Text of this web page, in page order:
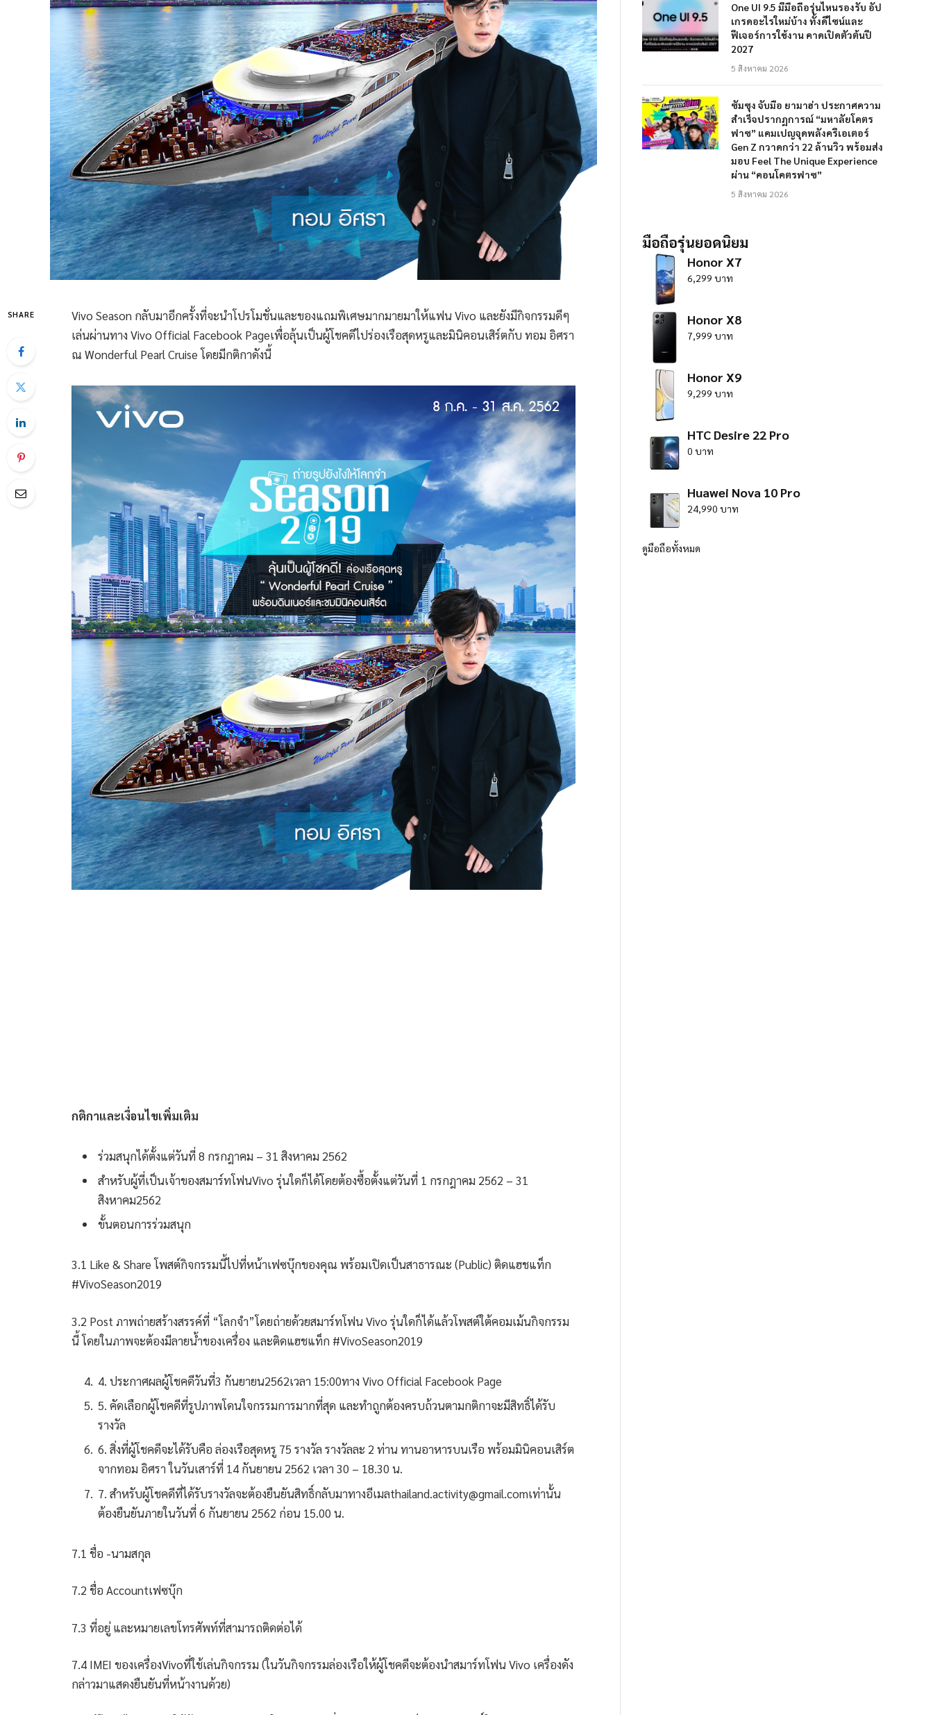
SHARE
Vivo Season กลับมาอีกครั้งที่จะนำโปรโมชั่นและของแถมพิเศษมากมายมาให้แฟน Vivo และยังมีกิจกรรมดีๆ
เล่นผ่านทาง Vivo Official Facebook Pageเพื่อลุ้นเป็นผู้โชคดีไปร่องเรือสุดหรูและมินิคอนเสิร์ตกับ ทอม อิศรา
ณ Wonderful Pearl Cruise โดยมีกติกาดังนี้
กติกาและเงื่อนไขเพิ่มเติม
ร่วมสนุกได้ตั้งแต่วันที่ 8 กรกฎาคม – 31 สิงหาคม 2562
สำหรับผู้ที่เป็นเจ้าของสมาร์ทโฟนVivo รุ่นใดก็ได้โดยต้องซื้อตั้งแต่วันที่ 1 กรกฎาคม 2562 – 31
สิงหาคม2562
ขั้นตอนการร่วมสนุก
3.1 Like & Share โพสต์กิจกรรมนี้ไปที่หน้าเฟซบุ๊กของคุณ พร้อมเปิดเป็นสาธารณะ (Public) ติดแฮชแท็ก
#VivoSeason2019
3.2 Post ภาพถ่ายสร้างสรรค์ที่ “โลกจำ”โดยถ่ายด้วยสมาร์ทโฟน Vivo รุ่นใดก็ได้แล้วโพสต์ใต้คอมเม้นกิจกรรม
นี้ โดยในภาพจะต้องมีลายน้ำของเครื่อง และติดแฮชแท็ก #VivoSeason2019
4. ประกาศผลผู้โชคดีวันที่3 กันยายน2562เวลา 15:00ทาง Vivo Official Facebook Page
5. คัดเลือกผู้โชคดีที่รูปภาพโดนใจกรรมการมากที่สุด และทำถูกต้องครบถ้วนตามกติกาจะมีสิทธิ์ได้รับ
รางวัล
6. สิ่งที่ผู้โชคดีจะได้รับคือ ล่องเรือสุดหรู 75 รางวัล รางวัลละ 2 ท่าน ทานอาหารบนเรือ พร้อมมินิคอนเสิร์ต
จากทอม อิศรา ในวันเสาร์ที่ 14 กันยายน 2562 เวลา 30 – 18.30 น.
7. สำหรับผู้โชคดีที่ได้รับรางวัลจะต้องยืนยันสิทธิ์กลับมาทางอีเมลthailand.activity@gmail.comเท่านั้น
ต้องยืนยันภายในวันที่ 6 กันยายน 2562 ก่อน 15.00 น.
7.1 ชื่อ -นามสกุล
7.2 ชื่อ Accountเฟซบุ๊ก
7.3 ที่อยู่ และหมายเลขโทรศัพท์ที่สามารถติดต่อได้
7.4 IMEI ของเครื่องVivoที่ใช้เล่นกิจกรรม (ในวันกิจกรรมล่องเรือให้ผู้โชคดีจะต้องนำสมาร์ทโฟน Vivo เครื่องดัง
กล่าวมาแสดงยืนยันที่หน้างานด้วย)
One UI 9.5 มีมือถือรุ่นไหนรองรับ อัป
เกรดอะไรใหม่บ้าง ทั้งดีไซน์และ
ฟีเจอร์การใช้งาน คาดเปิดตัวต้นปี
2027
5 สิงหาคม 2026
ซัมซุง จับมือ ยามาฮ่า ประกาศความ
สำเร็จปรากฏการณ์ “มหาลัยโคตร
ฟาซ” แคมเปญจุดพลังครีเอเตอร์
Gen Z กวาดกว่า 22 ล้านวิว พร้อมส่ง
มอบ Feel The Unique Experience
ผ่าน “คอนโคตรฟาซ”
5 สิงหาคม 2026
มือถือรุ่นยอดนิยม
Honor X7
6,299 บาท
Honor X8
7,999 บาท
Honor X9
9,299 บาท
HTC Desire 22 Pro
0 บาท
Huawei Nova 10 Pro
24,990 บาท
ดูมือถือทั้งหมด